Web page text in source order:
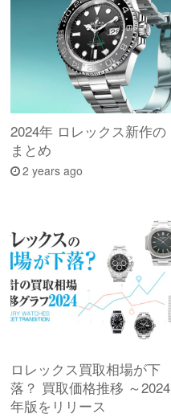
2024年 ロレックス新作の
まとめ
2 years ago
ロレックス買取相場が下
落？ 買取価格推移 ～2024
年版をリリース